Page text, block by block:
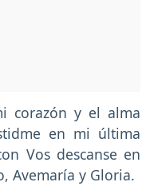
corazón y el alma
en mi última
Vos descanse en
Avemaría y Gloria.